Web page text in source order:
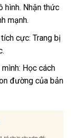
hình. Nhận thức
mạnh.
cực: Trang bị
Học cách
đường của bản